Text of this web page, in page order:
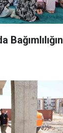
Bağımlılığın